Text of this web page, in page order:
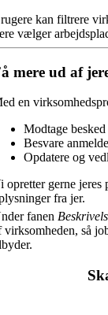
kan filtrere
vælger
mere ud af
en
Modtage
Besvare
Opdatere og
opretter gerne
fra jer.
fanen
virksomheden, så